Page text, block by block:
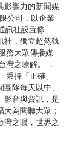
影響力的新聞媒
公司，以企業
訊社設置條
社，獨立超然執
務大眾傳播媒
灣之瞭解。 ．
持「正確、
隊每天以中、
影音與資訊，是
為閱聽大眾；
灣之眼，世界之